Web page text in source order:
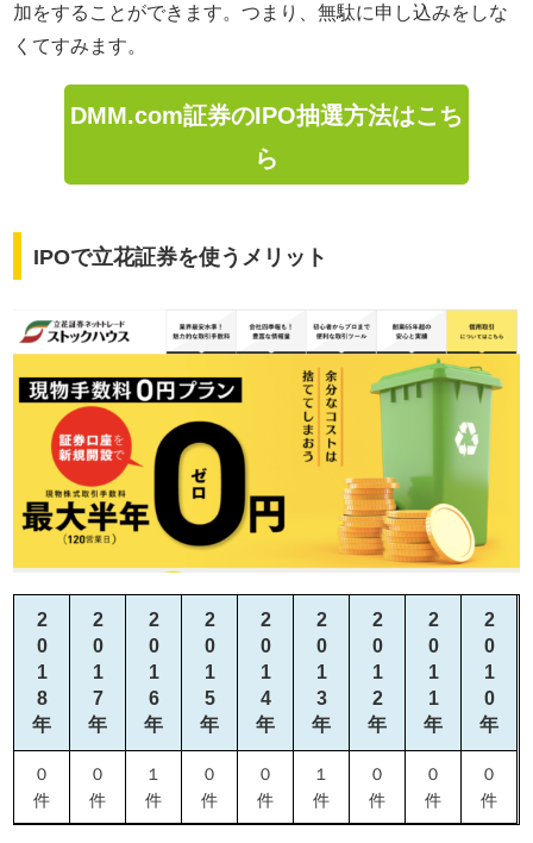
加をすることができます。つまり、無駄に申し込みをしな
くてすみます。
DMM.com証券のIPO抽選方法はこち
ら
IPOで立花証券を使うメリット
2
0
1
8
年
2
0
1
7
年
2
0
1
6
年
2
0
1
5
年
2
0
1
4
年
2
0
1
3
年
2
0
1
2
年
2
0
1
1
年
2
0
1
0
年
０
件
０
件
１
件
０
件
０
件
１
件
０
件
０
件
０
件